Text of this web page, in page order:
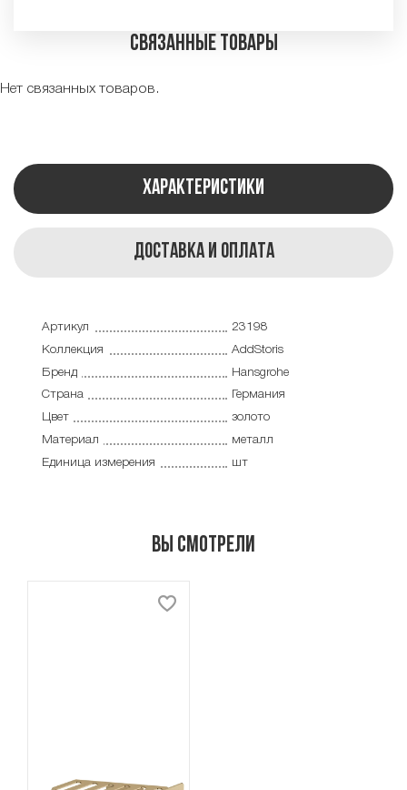
Связанные товары
Нет связанных товаров.
Характеристики
Доставка и оплата
Артикул
23198
Коллекция
AddStoris
Бренд
Hansgrohe
Страна
Германия
Цвет
золото
Материал
металл
Единица измерения
шт
Вы смотрели